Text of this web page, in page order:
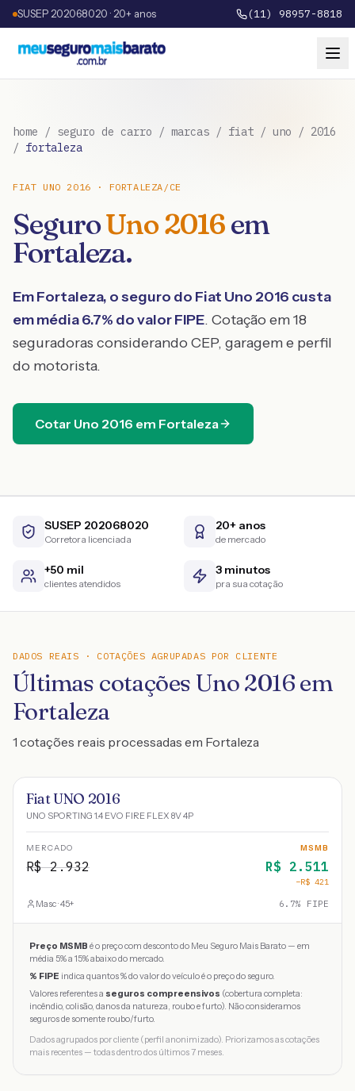
SUSEP 202068020 · 20+ anos (11) 98957-8818
home / seguro de carro / marcas / fiat / uno / 2016
/ fortaleza
FIAT UNO 2016 · FORTALEZA / CE
SeguroUno2016em
Fortaleza.
EmFortaleza, o seguro do Fiat Uno 2016 custa
em média6.7% do valor FIPE. Cotação em 18
seguradoras considerando CEP, garagem e perfil
do motorista.
Cotar Uno 2016 em Fortaleza
SUSEP 202068020
Corretora licenciada
20+ anos
de mercado
+50 mil
clientes atendidos
3 minutos
pra sua cotação
DADOS REAIS · COTAÇÕES AGRUPADAS POR CLIENTE
Últimas cotações Uno 2016 em
Fortaleza
1 cotações reais processadas em Fortaleza
Fiat UNO 2016
UNO SPORTING 1.4 EVO FIRE FLEX 8V 4P
MERCADO
R$2.932
MSMB
R$ 2.511
−R$ 421
Masc · 45+ 6.7% FIPE
Preço MSMB é o preço com desconto do Meu Seguro Mais Barato — em
média 5% a 15% abaixo do mercado.
% FIPE indica quantos % do valor do veículo é o preço do seguro.
Valores referentes a seguros compreensivos (cobertura completa:
incêndio, colisão, danos da natureza, roubo e furto). Não consideramos
seguros de somente roubo/furto.
Dados agrupados por cliente (perfil anonimizado). Priorizamos as cotações
mais recentes — todas dentro dos últimos 7 meses.